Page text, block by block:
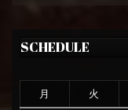
SCHEDULE
月 火